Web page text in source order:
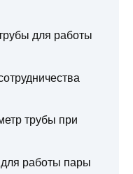
для работы
трубы при
для работы пары